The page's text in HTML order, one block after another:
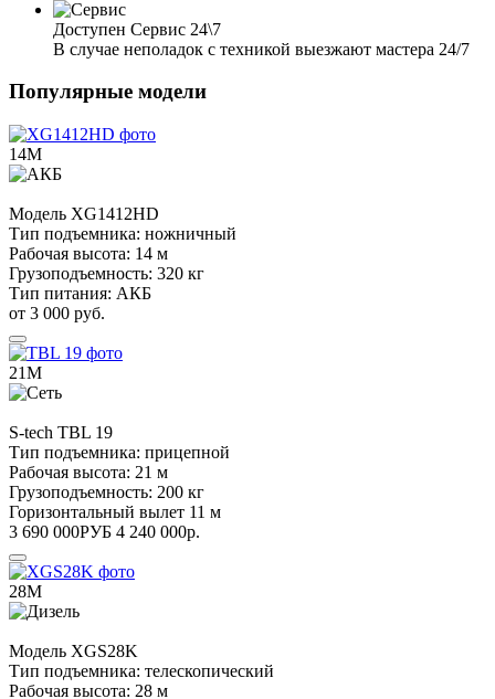
Доступен Сервис 24\7
В случае неполадок с техникой выезжают мастера 24/7
Популярные модели
14М
Модель XG1412HD
Тип подъемника: ножничный
Рабочая высота: 14 м
Грузоподъемность: 320 кг
Тип питания: АКБ
от 3 000 руб.
21М
S-tech TBL 19
Тип подъемника: прицепной
Рабочая высота: 21 м
Грузоподъемность: 200 кг
Горизонтальный вылет 11 м
3 690 000РУБ 4 240 000р.
28М
Модель XGS28K
Тип подъемника: телескопический
Рабочая высота: 28 м